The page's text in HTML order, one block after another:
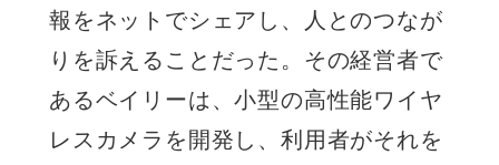
報をネットでシェアし、人とのつなが
りを訴えることだった。その経営者で
あるベイリーは、小型の高性能ワイヤ
レスカメラを開発し、利用者がそれを